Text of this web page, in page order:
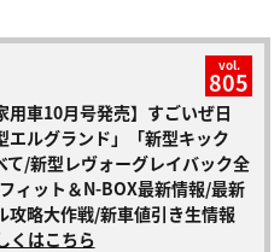
vol.
805
用車10月号発売】すごいぜ日
エルグランド」「新型キック
て/新型レヴォーグレイバック全
ィット＆N-BOX最新情報/最新
攻略大作戦/新車値引き生情報
くはこちら